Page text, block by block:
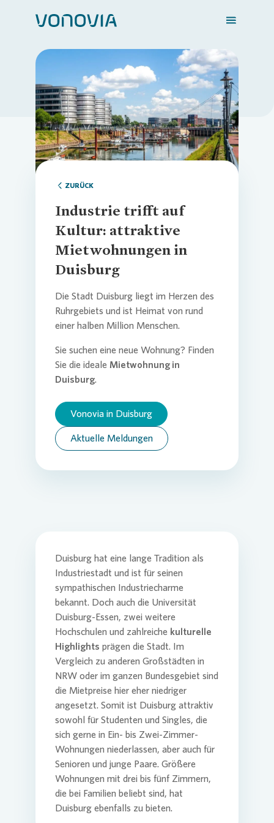
Zuhause finden
Mein Zuhause
Meine Stadt
Weitere Angebote
Login
Loading...
ZURÜCK
Industrie trifft auf
Kultur: attraktive
Mietwohnungen in
Duisburg
Die Stadt Duisburg liegt im Herzen des
Ruhrgebiets und ist Heimat von rund
einer halben Million Menschen.
Sie suchen eine neue Wohnung? Finden
Sie die ideale Mietwohnung in
Duisburg.
Vonovia in Duisburg
Aktuelle Meldungen
Duisburg hat eine lange Tradition als
Industriestadt und ist für seinen
sympathischen Industriecharme
bekannt. Doch auch die Universität
Duisburg-Essen, zwei weitere
Hochschulen und zahlreiche kulturelle
Highlights prägen die Stadt. Im
Vergleich zu anderen Großstädten in
NRW oder im ganzen Bundesgebiet sind
die Mietpreise hier eher niedriger
angesetzt. Somit ist Duisburg attraktiv
sowohl für Studenten und Singles, die
sich gerne in Ein- bis Zwei-Zimmer-
Wohnungen niederlassen, aber auch für
Senioren und junge Paare. Größere
Wohnungen mit drei bis fünf Zimmern,
die bei Familien beliebt sind, hat
Duisburg ebenfalls zu bieten.